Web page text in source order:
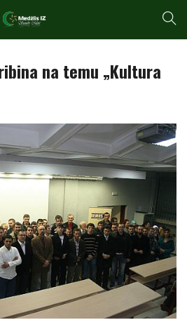
na temu „Kultura